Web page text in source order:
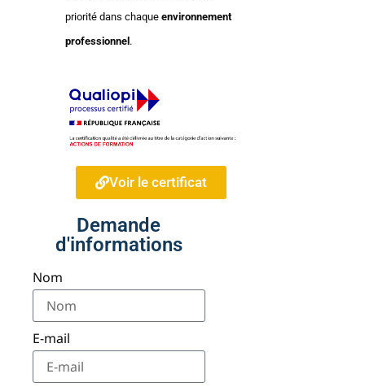
priorité dans chaque environnement
professionnel .
Voir le certificat
Demande
d'informations
Nom
E-mail